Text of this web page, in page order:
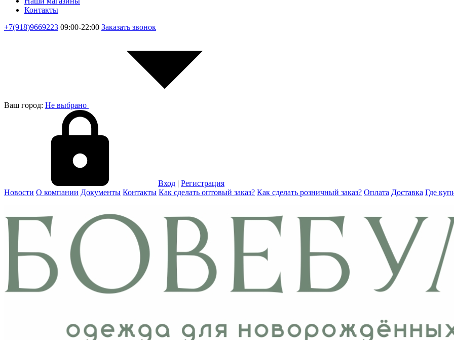
Контакты
+7(918)9669223 09:00-22:00 Заказать звонок
Ваш город: Не выбрано
Вход | Регистрация
Новости О компании Документы Контакты Как сделать оптовый заказ? Как сделать розничный заказ? Оплата Доставка Где